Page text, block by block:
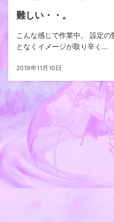
難しい・・。
こんな感じで作業中。 設定
となくイメージが取り辛く...
2019年11月10日